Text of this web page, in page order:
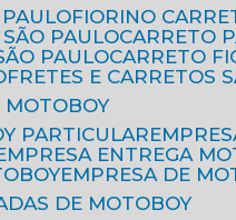
PAULO
FIORINO
SÃO PAULO
CARRETO
PAULO
CARRETO
FRETES E CARRETOS
MOTOBOY
PARTICULAR
EMPRESA ENTREGA
EMPRESA DE
DE MOTOBOY